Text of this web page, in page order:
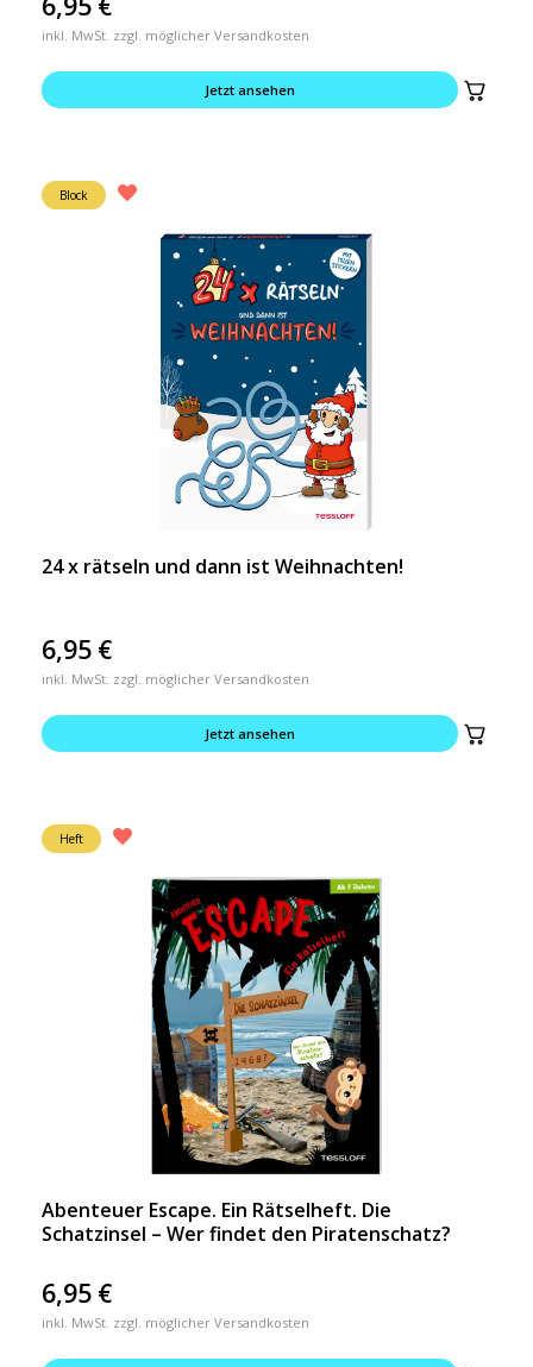
inkl. MwSt. zzgl. möglicher Versandkosten
Jetzt ansehen
Block
24 x rätseln und dann ist Weihnachten!
6,95 €
inkl. MwSt. zzgl. möglicher Versandkosten
Jetzt ansehen
Heft
Abenteuer Escape. Ein Rätselheft. Die
Schatzinsel – Wer findet den Piratenschatz?
6,95 €
inkl. MwSt. zzgl. möglicher Versandkosten